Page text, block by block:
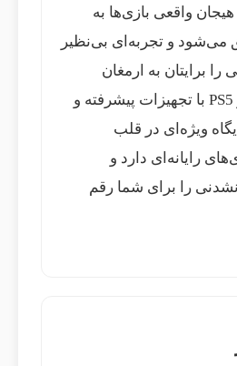
واقعی بازی‌ها به
می‌شود و تجربه‌ای بی‌نظیر
را برایتان به ارمغان
می‌آورد. گیم سنتر PS5 با تجهیزات پیشرفته و
ویژه‌ای در قلب
رایانه‌ای دارد و
را برای شما رقم